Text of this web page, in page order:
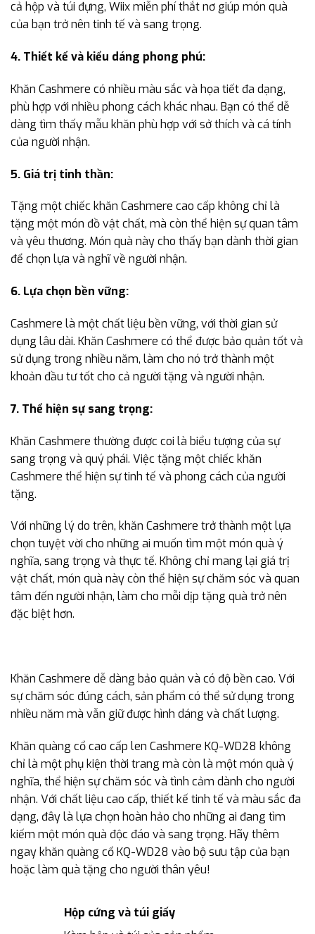
cả hộp và túi đựng, Wiix miễn phí thắt nơ giúp món quà
của bạn trở nên tinh tế và sang trọng.
4. Thiết kế và kiểu dáng phong phú:
Khăn Cashmere có nhiều màu sắc và họa tiết đa dạng,
phù hợp với nhiều phong cách khác nhau. Bạn có thể dễ
dàng tìm thấy mẫu khăn phù hợp với sở thích và cá tính
của người nhận.
5. Giá trị tinh thần:
Tặng một chiếc khăn Cashmere cao cấp không chỉ là
tặng một món đồ vật chất, mà còn thể hiện sự quan tâm
và yêu thương. Món quà này cho thấy bạn dành thời gian
để chọn lựa và nghĩ về người nhận.
6. Lựa chọn bền vững:
Cashmere là một chất liệu bền vững, với thời gian sử
dụng lâu dài. Khăn Cashmere có thể được bảo quản tốt và
sử dụng trong nhiều năm, làm cho nó trở thành một
khoản đầu tư tốt cho cả người tặng và người nhận.
7. Thể hiện sự sang trọng:
Khăn Cashmere thường được coi là biểu tượng của sự
sang trọng và quý phái. Việc tặng một chiếc khăn
Cashmere thể hiện sự tinh tế và phong cách của người
tặng.
Với những lý do trên, khăn Cashmere trở thành một lựa
chọn tuyệt vời cho những ai muốn tìm một món quà ý
nghĩa, sang trọng và thực tế. Không chỉ mang lại giá trị
vật chất, món quà này còn thể hiện sự chăm sóc và quan
tâm đến người nhận, làm cho mỗi dịp tặng quà trở nên
đặc biệt hơn.
Khăn Cashmere dễ dàng bảo quản và có độ bền cao. Với
sự chăm sóc đúng cách, sản phẩm có thể sử dụng trong
nhiều năm mà vẫn giữ được hình dáng và chất lượng.
Khăn quàng cổ cao cấp len Cashmere KQ-WD28 không
chỉ là một phụ kiện thời trang mà còn là một món quà ý
nghĩa, thể hiện sự chăm sóc và tình cảm dành cho người
nhận. Với chất liệu cao cấp, thiết kế tinh tế và màu sắc đa
dạng, đây là lựa chọn hoàn hảo cho những ai đang tìm
kiếm một món quà độc đáo và sang trọng. Hãy thêm
ngay khăn quàng cổ KQ-WD28 vào bộ sưu tập của bạn
hoặc làm quà tặng cho người thân yêu!
Hộp cứng và túi giấy